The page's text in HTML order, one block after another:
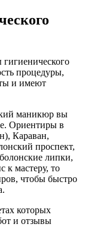
процедуры,
и имеют
маникюр вы
Ориентиры в
Караван,
проспект,
липки,
к мастеру, то
чтобы быстро
которых
и отзывы